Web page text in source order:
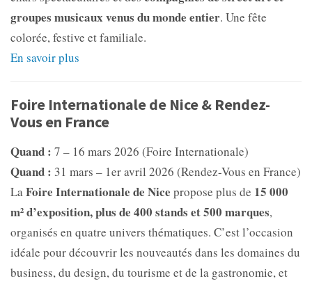
groupes musicaux venus du monde entier. Une fête
colorée, festive et familiale.
En savoir plus
Foire Internationale de Nice & Rendez-
Vous en France
Quand : 7 – 16 mars 2026 (Foire Internationale)
Quand : 31 mars – 1er avril 2026 (Rendez-Vous en France)
La Foire Internationale de Nice propose plus de 15 000
m² d’exposition, plus de 400 stands et 500 marques,
organisés en quatre univers thématiques. C’est l’occasion
idéale pour découvrir les nouveautés dans les domaines du
business, du design, du tourisme et de la gastronomie, et